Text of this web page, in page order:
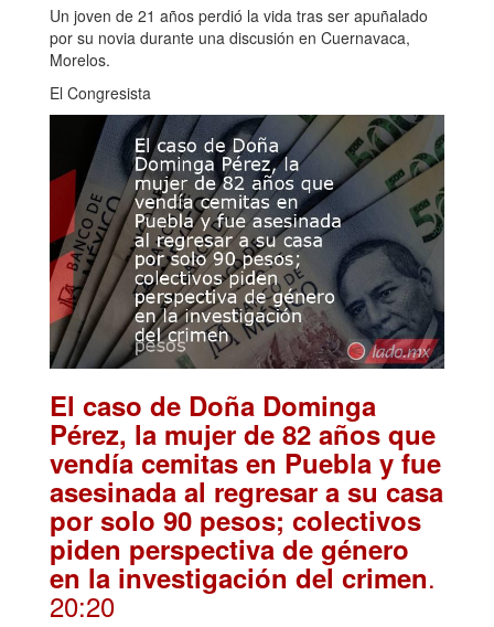
Un joven de 21 años perdió la vida tras ser apuñalado
por su novia durante una discusión en Cuernavaca,
Morelos.
El Congresista
El caso de Doña Dominga
Pérez, la mujer de 82 años que
vendía cemitas en Puebla y fue
asesinada al regresar a su casa
por solo 90 pesos; colectivos
piden perspectiva de género
en la investigación del crimen.
20:20